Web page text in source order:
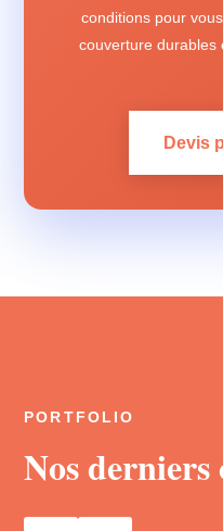
conditions pour
couverture durables
Devis
PORTFOLIO
Nos